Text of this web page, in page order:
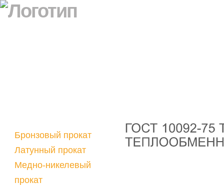
Бронзовый прокат
Латунный прокат
Медно-никелевый
прокат